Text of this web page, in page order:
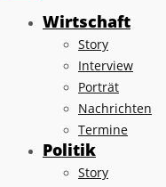
Wirtschaft
Story
Interview
Porträt
Nachrichten
Termine
Politik
Story